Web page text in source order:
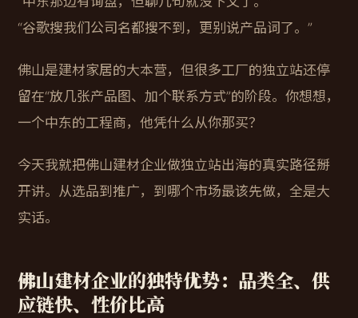
“谷歌搜我们公司名都搜不到，更别说产品词了。”
佛山是建材家居的大本营，但很多工厂的独立站还停
留在“放几张产品图、加个联系方式”的阶段。你想想，
一个中东的工程商，他凭什么从你那买？
今天我就把佛山建材企业做独立站出海的真实路径掰
开讲。从选品到推广，到哪个市场最该先做，全是大
实话。
佛山建材企业的独特优势：品类全、供
应链快、性价比高